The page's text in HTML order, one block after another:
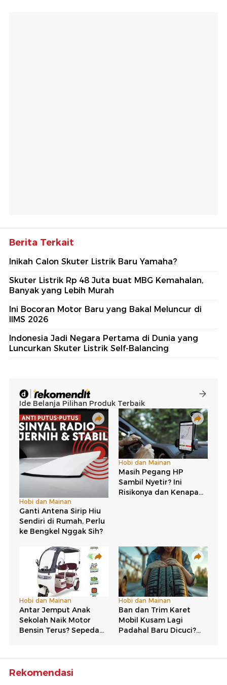
Berita Terkait
Inikah Calon Skuter Listrik Baru Yamaha?
Skuter Listrik Rp 48 Juta buat MBG Kemahalan,
Banyak yang Lebih Murah
Ini Bocoran Motor Baru yang Bakal Meluncur di
IIMS 2026
Indonesia Jadi Negara Pertama di Dunia yang
Luncurkan Skuter Listrik Self-Balancing
Rekomendasi